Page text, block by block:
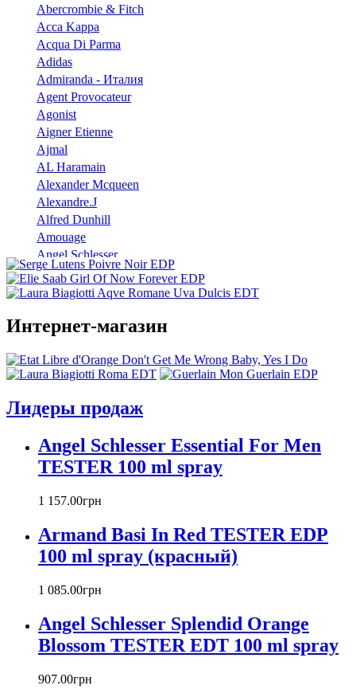
Abercrombie & Fitch
Acca Kappa
Acqua Di Parma
Adidas
Admiranda - Италия
Agent Provocateur
Agonist
Aigner Etienne
Ajmal
AL Haramain
Alexander Mcqueen
Alexandre.J
Alfred Dunhill
Amouage
Angel Schlesser
Anna Sui
Annayake
Antonio Banderas
Armaf
Armand Basi
Azzaro
Baldinini
Banana Republic
Betty Barclay
Bill Blass
Biotherm
Blumarine
Bond № 9
Boucheron
Bourjois
Britney Spears
Bruno Banani
Интернет-магазин
Лидеры продаж
Angel Schlesser Essential For Men
TESTER 100 ml spray
1 157.00грн
Armand Basi In Red TESTER EDP
100 ml spray (красный)
1 085.00грн
Angel Schlesser Splendid Orange
Blossom TESTER EDT 100 ml spray
907.00грн